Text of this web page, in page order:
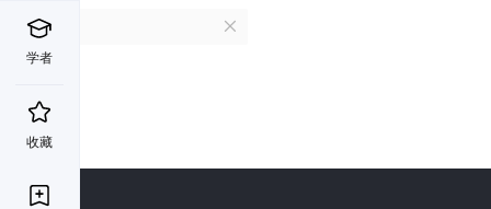
学者
收藏
A